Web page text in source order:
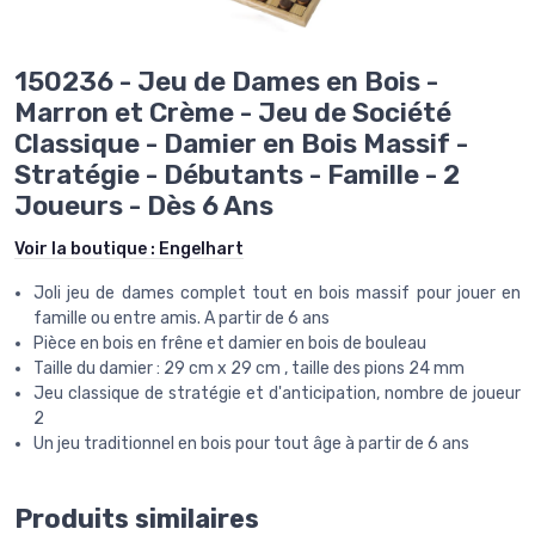
150236 - Jeu de Dames en Bois -
Marron et Crème - Jeu de Société
Classique - Damier en Bois Massif -
Stratégie - Débutants - Famille - 2
Joueurs - Dès 6 Ans
Voir la boutique : Engelhart
Joli jeu de dames complet tout en bois massif pour jouer en
famille ou entre amis. A partir de 6 ans
Pièce en bois en frêne et damier en bois de bouleau
Taille du damier : 29 cm x 29 cm , taille des pions 24 mm
Jeu classique de stratégie et d'anticipation, nombre de joueur
2
Un jeu traditionnel en bois pour tout âge à partir de 6 ans
Produits similaires